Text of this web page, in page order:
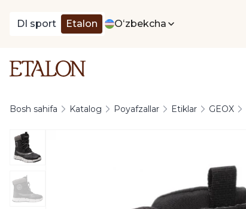
DI sport Etalon Oʻzbekcha
Bosh sahifa Katalog Poyafzallar Etiklar GEOX